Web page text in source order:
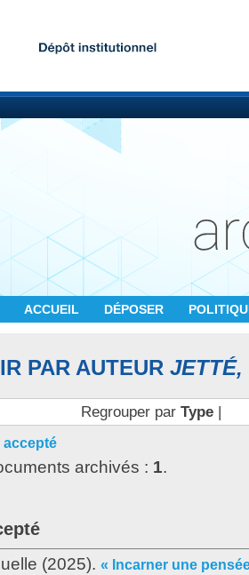
ACCUEIL DÉPOSER
PAR AUTEUR JETTÉ,
Regrouper par Type|
accepté
archivés : 1.
(2025). « Incarner une